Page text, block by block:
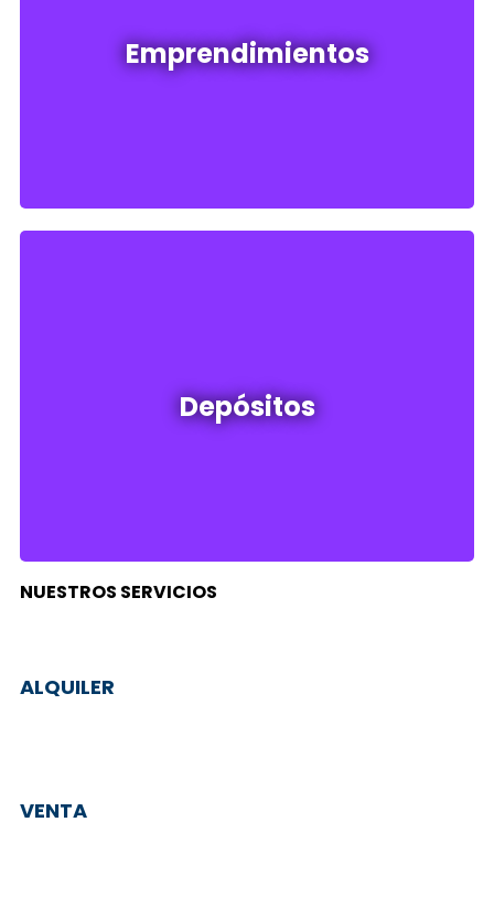
Emprendimientos
Depósitos
NUESTROS SERVICIOS
ALQUILER
VENTA